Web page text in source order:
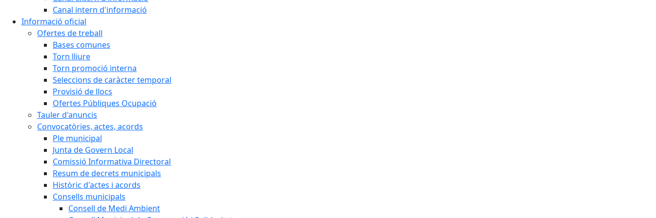
Canal intern d'informació
Informació oficial
Ofertes de treball
Bases comunes
Torn lliure
Torn promoció interna
Seleccions de caràcter temporal
Provisió de llocs
Ofertes Públiques Ocupació
Tauler d'anuncis
Convocatòries, actes, acords
Ple municipal
Junta de Govern Local
Comissió Informativa Directoral
Resum de decrets municipals
Històric d'actes i acords
Consells municipals
Consell de Medi Ambient